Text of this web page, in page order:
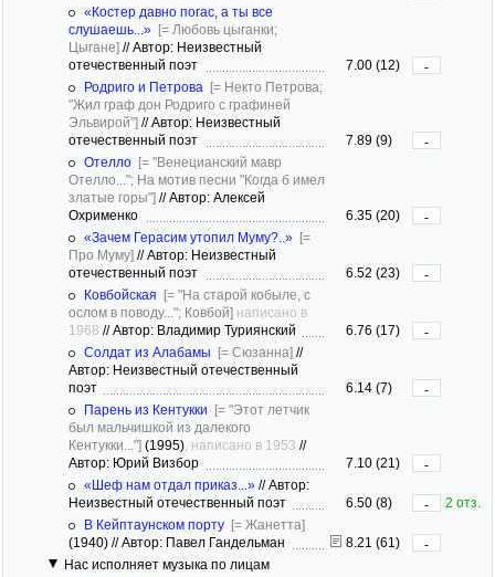
«Костер давно погас, а ты все
слушаешь...» [= Любовь цыганки;
Цыгане] //Автор: Неизвестный
отечественный поэт
7.00 (12)
-
Родриго и Петрова [= Некто Петрова;
"Жил граф дон Родриго с графиней
Эльвирой"] //Автор: Неизвестный
отечественный поэт
7.89 (9)
-
Отелло [= "Венецианский мавр
Отелло..."; На мотив песни "Когда б имел
златые горы"] //Автор: Алексей
Охрименко
6.35 (20)
-
«Зачем Герасим утопил Муму?..» [=
Про Муму] //Автор: Неизвестный
отечественный поэт
6.52 (23)
-
Ковбойская [= "На старой кобыле, с
ослом в поводу..."; Ковбой] написано в
1968 //Автор: Владимир Туриянский 6.76 (17)
-
Солдат из Алабамы [= Сюзанна] //
Автор: Неизвестный отечественный
поэт
6.14 (7)
-
Парень из Кентукки [= "Этот летчик
был мальчишкой из далекого
Кентукки..."] (1995) , написано в 1953 //
Автор: Юрий Визбор
7.10 (21)
-
«Шеф нам отдал приказ...» //Автор:
Неизвестный отечественный поэт
6.50 (8) -
2 отз.
В Кейптаунском порту [= Жанетта]
(1940) //Автор: Павел Гандельман 8.21 (61)
-
Нас исполняет музыка по лицам